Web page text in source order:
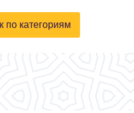
по категориям